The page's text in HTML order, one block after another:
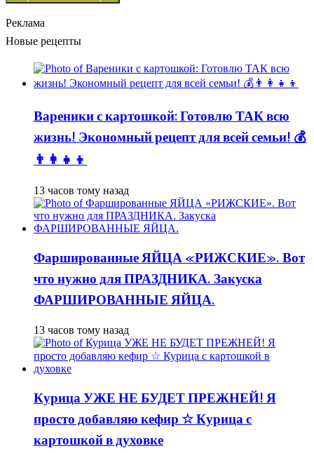
Реклама
Новые рецепты
Вареники с картошкой: Готовлю ТАК всю
жизнь! Экономный рецепт для всей семьи! 💰
👨👩👧👦
13 часов тому назад
Фаршированные ЯЙЦА «РИЖСКИЕ». Вот
что нужно для ПРАЗДНИКА. Закуска
ФАРШИРОВАННЫЕ ЯЙЦА.
13 часов тому назад
Курица УЖЕ НЕ БУДЕТ ПРЕЖНЕЙ! Я
просто добавляю кефир ☆ Курица с
картошкой в духовке